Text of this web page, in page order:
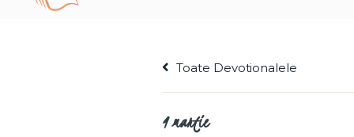
Toate Devotionalele
4 martie